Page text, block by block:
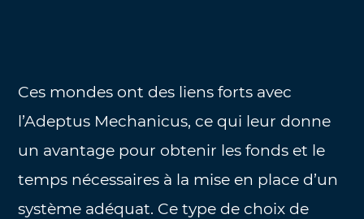
Ces mondes ont des liens forts avec
l’Adeptus Mechanicus, ce qui leur donne
un avantage pour obtenir les fonds et le
temps nécessaires à la mise en place d’un
système adéquat. Ce type de choix de